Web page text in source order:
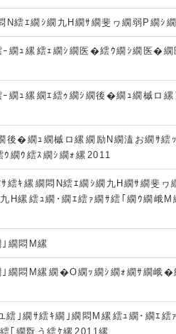
Ν繧ｴ繝ｼ繝九Η繝ｻ繝斐ヮ繝弱Ρ繝ｼ
繝ｭ縲繧ｪ繝ｼ繝医�繧ｳ繝ｼ繝医�
ｭ縲繝ｴ繧ｩ繝ｼ繝後�繝ｭ繝槭ロ縲
�繝ｭ繝槭ロ縲繝励Ν繝溘お繝ｻ繧ｯ
ｳ繧ｽ繝ｼ繝ｫ縲2011
ｷ縲繝悶Ν繧ｴ繝ｼ繝九Η繝ｻ繝斐ヮ
Η縲繧ｭ繝･繝ｴ繧ｧ繝ｻ繧｢繝ｳ繝峨Μ
繝悶Μ縲
｣繝悶Μ縲繝�Ο繝ｯ繝ｼ繝ｫ繝ｻ繝峨�
繧｣繝ｻ繧ｷ繝｣繝悶Μ縲繧ｭ繝･繝ｴ繧
繝翫う繧ｹ縲2011縲